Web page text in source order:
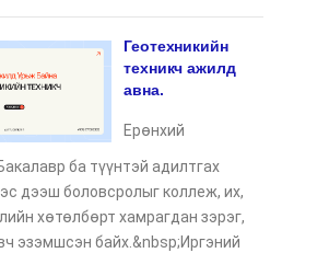
Геотехникийн
техникч ажилд
авна.
Ерөнхий
ба түүнтэй адилтгах
дээш боловсролыг коллеж, их,
хөтөлбөрт хамрагдан зэрэг,
эзэмшсэн байх.&nbsp;Иргэний